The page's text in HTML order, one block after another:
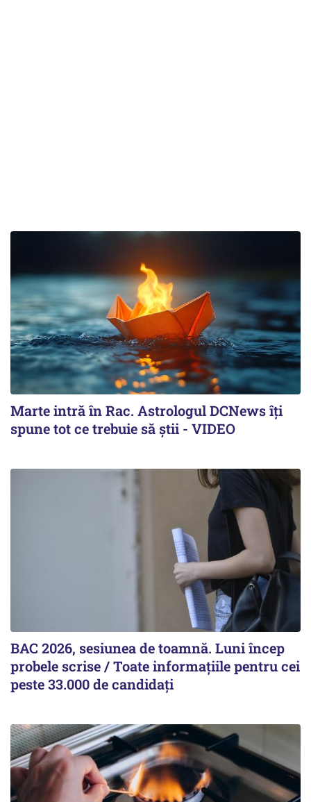
Marte intră în Rac. Astrologul DCNews îți
spune tot ce trebuie să știi - VIDEO
BAC 2026, sesiunea de toamnă. Luni încep
probele scrise / Toate informațiile pentru cei
peste 33.000 de candidați